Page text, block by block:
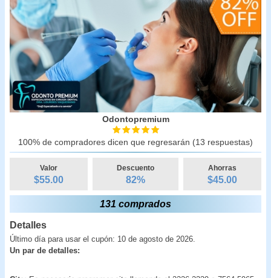
Odontopremium
100% de compradores dicen que regresarán (13 respuestas)
Valor
$55.00
Descuento
82%
Ahorras
$45.00
131 comprados
Detalles
Último día para usar el cupón: 10 de agosto de 2026.
Un par de detalles: